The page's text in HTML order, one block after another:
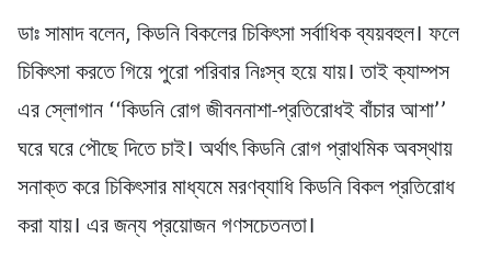
ডাঃ সামাদ বলেন, কিডনি বিকলের চিকিৎসা সর্বাধিক ব্যয়বহুল। ফলে
চিকিৎসা করতে গিয়ে পুরো পরিবার নিঃস্ব হয়ে যায়। তাই ক্যাম্পস
এর স্লোগান ‘‘কিডনি রোগ জীবননাশা-প্রতিরোধই বাঁচার আশা’’
ঘরে ঘরে পৌছে দিতে চাই। অর্থাৎ কিডনি রোগ প্রাথমিক অবস্থায়
সনাক্ত করে চিকিৎসার মাধ্যমে মরণব্যাধি কিডনি বিকল প্রতিরোধ
করা যায়। এর জন্য প্রয়োজন গণসচেতনতা।